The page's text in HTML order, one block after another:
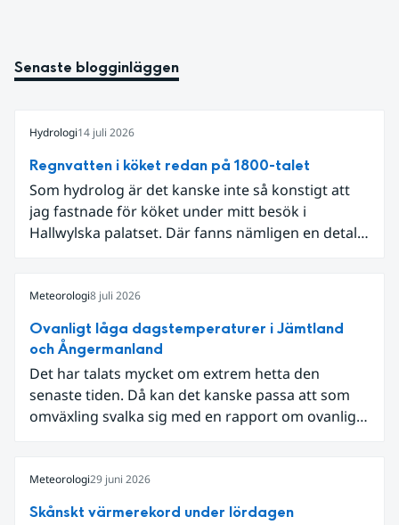
Senaste blogginläggen
Hydrologi14 juli 2026
Regnvatten i köket redan på 1800-talet
Som hydrolog är det kanske inte så konstigt att
jag fastnade för köket under mitt besök i
Hallwylska palatset. Där fanns nämligen en detalj
Meteorologi8 juli 2026
Ovanligt låga dagstemperaturer i Jämtland
och Ångermanland
Det har talats mycket om extrem hetta den
senaste tiden. Då kan det kanske passa att som
omväxling svalka sig med en rapport om ovanligt
Meteorologi29 juni 2026
Skånskt värmerekord under lördagen